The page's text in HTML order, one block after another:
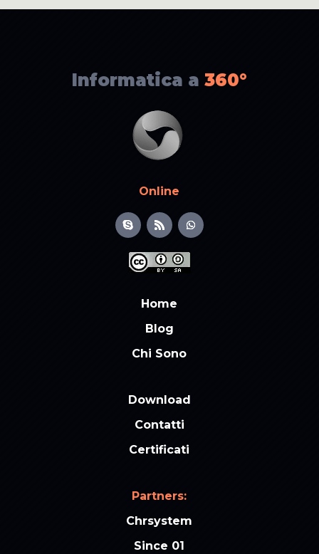
Informatica a 360°
Online
Home
Blog
Chi Sono
Download
Contatti
Certificati
Partners:
Chrsystem
Since 01